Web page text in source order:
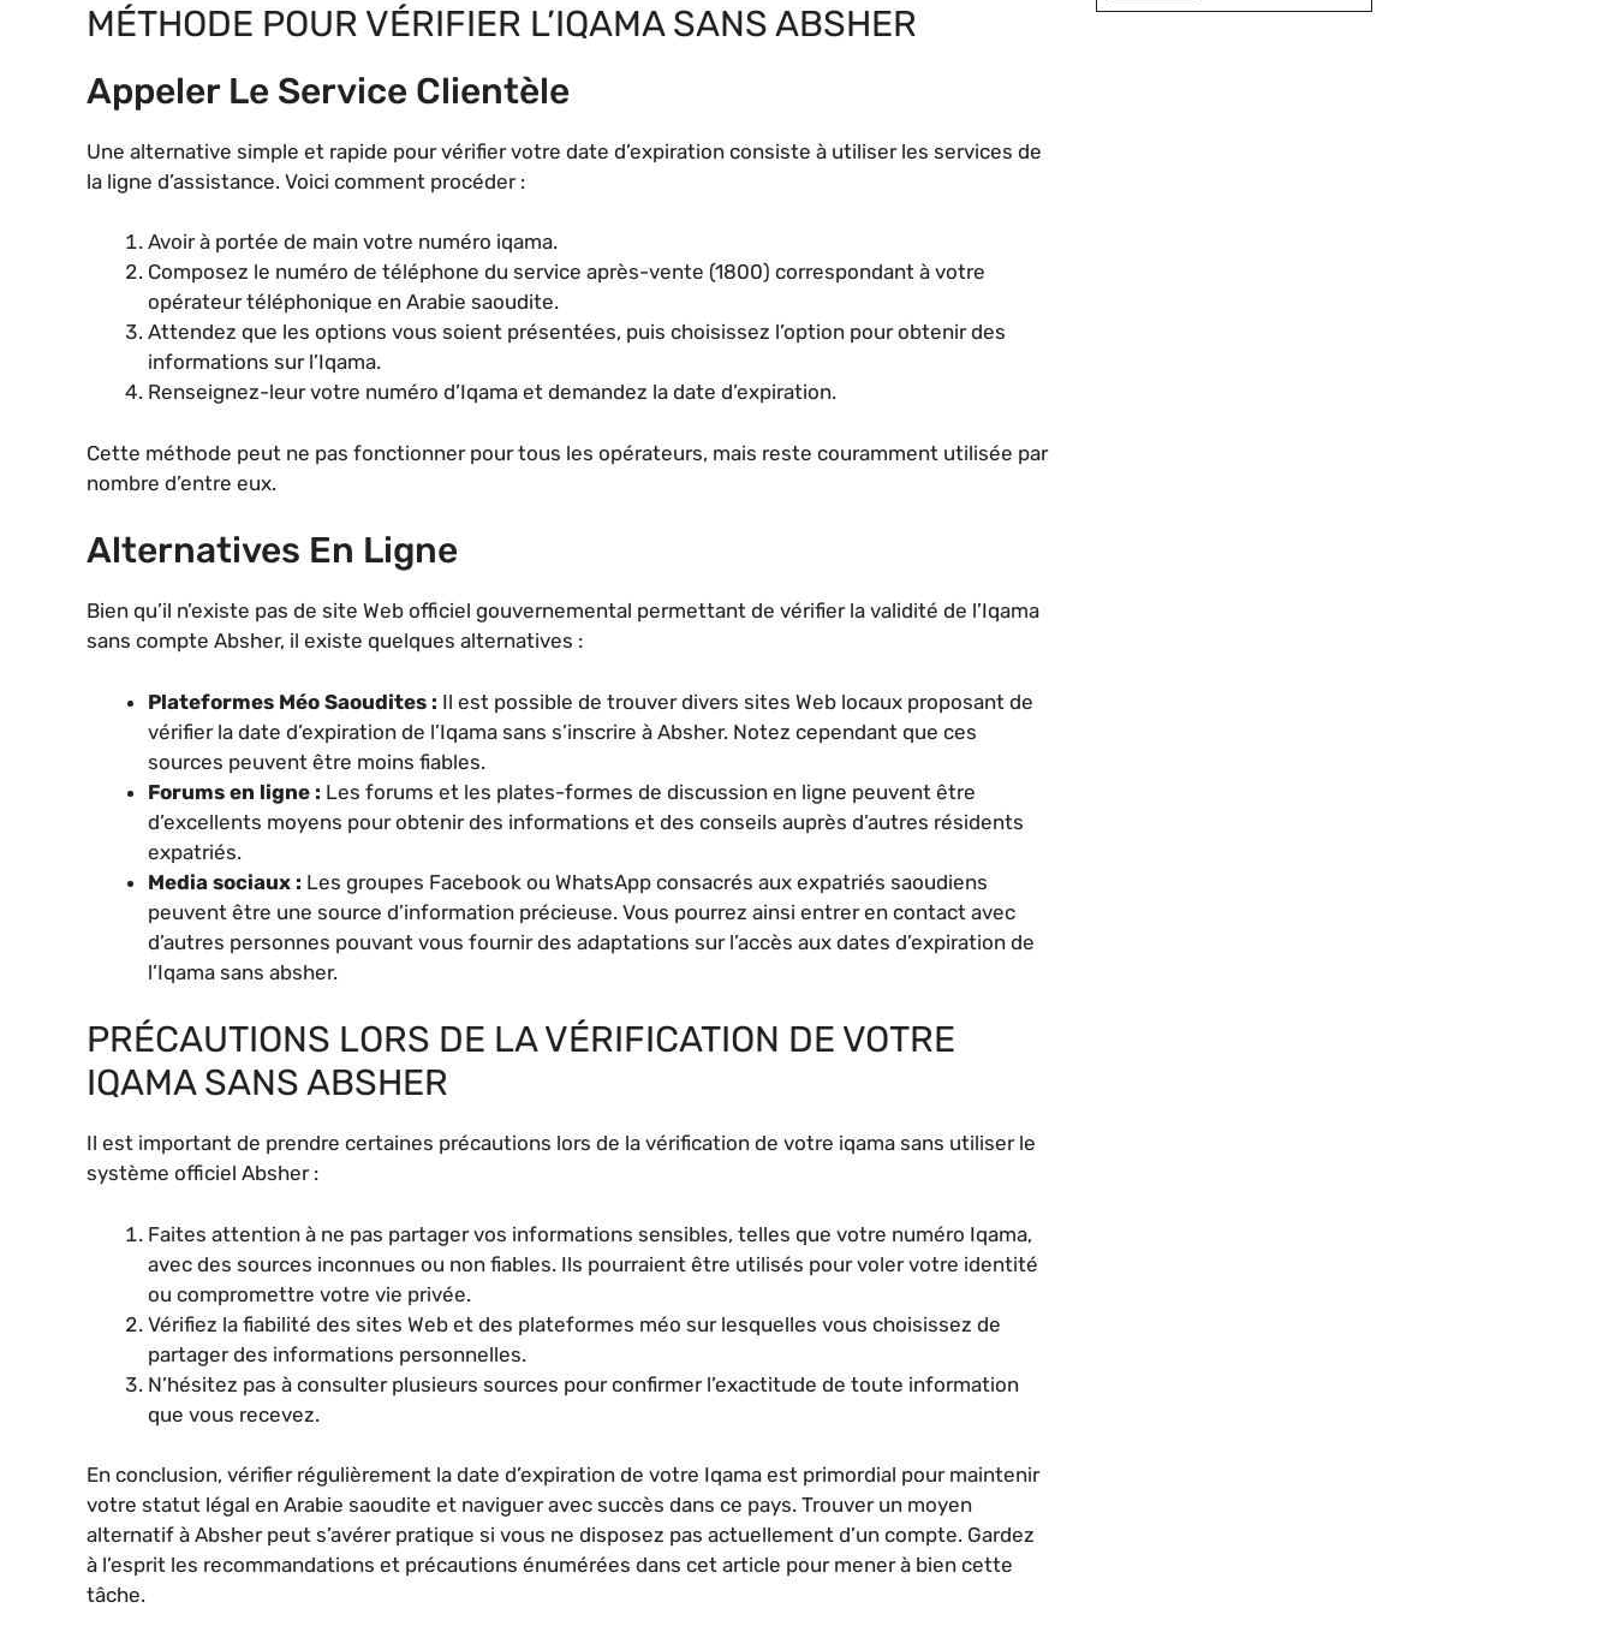
MÉTHODE POUR VÉRIFIER L’IQAMA SANS ABSHER
Appeler Le Service Clientèle
Une alternative simple et rapide pour vérifier votre date d’expiration consiste à utiliser les services de
la ligne d’assistance. Voici comment procéder :
Avoir à portée de main votre numéro iqama.
Composez le numéro de téléphone du service après-vente (1800) correspondant à votre
opérateur téléphonique en Arabie saoudite.
Attendez que les options vous soient présentées, puis choisissez l’option pour obtenir des
informations sur l’Iqama.
Renseignez-leur votre numéro d’Iqama et demandez la date d’expiration.
Cette méthode peut ne pas fonctionner pour tous les opérateurs, mais reste couramment utilisée par
nombre d’entre eux.
Alternatives En Ligne
Bien qu’il n’existe pas de site Web officiel gouvernemental permettant de vérifier la validité de l’Iqama
sans compte Absher, il existe quelques alternatives :
Plateformes Méo Saoudites : Il est possible de trouver divers sites Web locaux proposant de
vérifier la date d’expiration de l’Iqama sans s’inscrire à Absher. Notez cependant que ces
sources peuvent être moins fiables.
Forums en ligne : Les forums et les plates-formes de discussion en ligne peuvent être
d’excellents moyens pour obtenir des informations et des conseils auprès d’autres résidents
expatriés.
Media sociaux : Les groupes Facebook ou WhatsApp consacrés aux expatriés saoudiens
peuvent être une source d’information précieuse. Vous pourrez ainsi entrer en contact avec
d’autres personnes pouvant vous fournir des adaptations sur l’accès aux dates d’expiration de
l’Iqama sans absher.
PRÉCAUTIONS LORS DE LA VÉRIFICATION DE VOTRE
IQAMA SANS ABSHER
Il est important de prendre certaines précautions lors de la vérification de votre iqama sans utiliser le
système officiel Absher :
Faites attention à ne pas partager vos informations sensibles, telles que votre numéro Iqama,
avec des sources inconnues ou non fiables. Ils pourraient être utilisés pour voler votre identité
ou compromettre votre vie privée.
Vérifiez la fiabilité des sites Web et des plateformes méo sur lesquelles vous choisissez de
partager des informations personnelles.
N’hésitez pas à consulter plusieurs sources pour confirmer l’exactitude de toute information
que vous recevez.
En conclusion, vérifier régulièrement la date d’expiration de votre Iqama est primordial pour maintenir
votre statut légal en Arabie saoudite et naviguer avec succès dans ce pays. Trouver un moyen
alternatif à Absher peut s’avérer pratique si vous ne disposez pas actuellement d’un compte. Gardez
à l’esprit les recommandations et précautions énumérées dans cet article pour mener à bien cette
tâche.